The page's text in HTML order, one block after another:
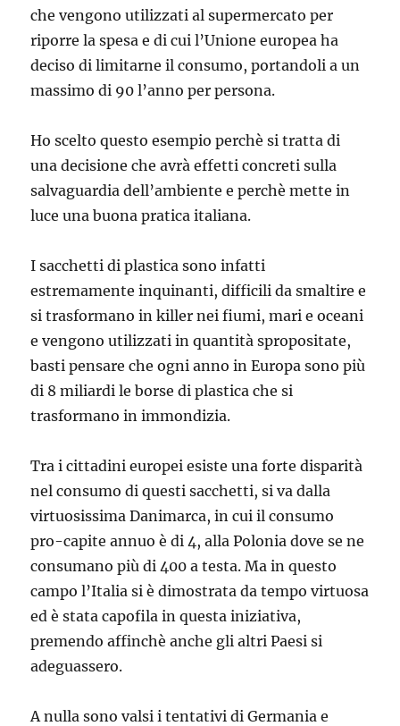
che vengono utilizzati al supermercato per
riporre la spesa e di cui l’Unione europea ha
deciso di limitarne il consumo, portandoli a un
massimo di 90 l’anno per persona.
Ho scelto questo esempio perchè si tratta di
una decisione che avrà effetti concreti sulla
salvaguardia dell’ambiente e perchè mette in
luce una buona pratica italiana.
I sacchetti di plastica sono infatti
estremamente inquinanti, difficili da smaltire e
si trasformano in killer nei fiumi, mari e oceani
e vengono utilizzati in quantità spropositate,
basti pensare che ogni anno in Europa sono più
di 8 miliardi le borse di plastica che si
trasformano in immondizia.
Tra i cittadini europei esiste una forte disparità
nel consumo di questi sacchetti, si va dalla
virtuosissima Danimarca, in cui il consumo
pro-capite annuo è di 4, alla Polonia dove se ne
consumano più di 400 a testa. Ma in questo
campo l’Italia si è dimostrata da tempo virtuosa
ed è stata capofila in questa iniziativa,
premendo affinchè anche gli altri Paesi si
adeguassero.
A nulla sono valsi i tentativi di Germania e